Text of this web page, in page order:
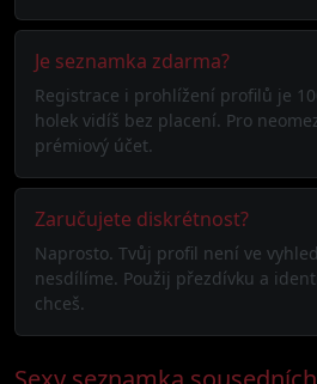
Je seznamka zdarma?
Registrace i prohlížení profilů je
holek vidíš bez placení. Pro
prémiový účet.
Zaručujete diskrétnost?
Naprosto. Tvůj profil není ve
nesdílíme. Použij přezdívku a
chceš.